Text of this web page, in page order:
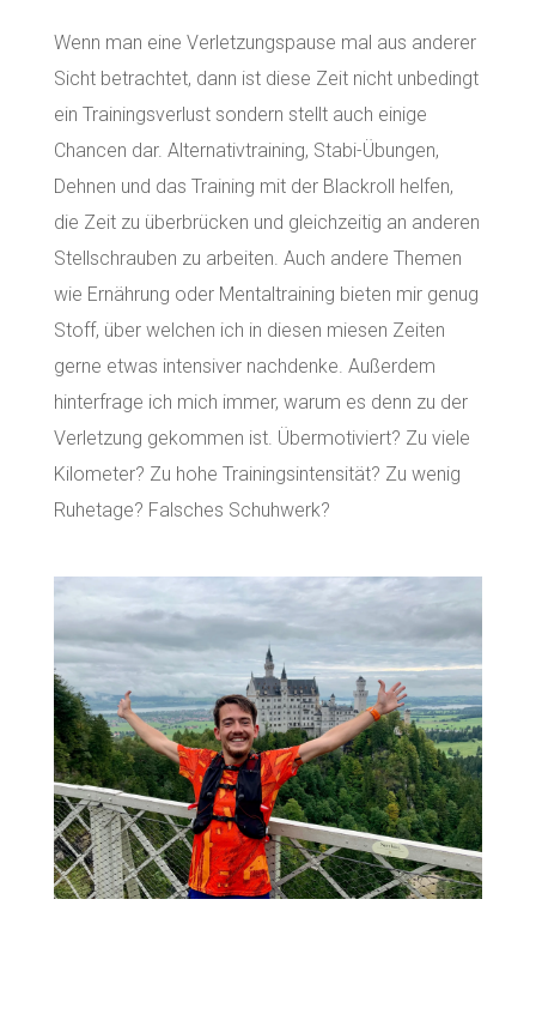
Wenn man eine Verletzungspause mal aus anderer
Sicht betrachtet, dann ist diese Zeit nicht unbedingt
ein Trainingsverlust sondern stellt auch einige
Chancen dar. Alternativtraining, Stabi-Übungen,
Dehnen und das Training mit der Blackroll helfen,
die Zeit zu überbrücken und gleichzeitig an anderen
Stellschrauben zu arbeiten. Auch andere Themen
wie Ernährung oder Mentaltraining bieten mir genug
Stoff, über welchen ich in diesen miesen Zeiten
gerne etwas intensiver nachdenke. Außerdem
hinterfrage ich mich immer, warum es denn zu der
Verletzung gekommen ist. Übermotiviert? Zu viele
Kilometer? Zu hohe Trainingsintensität? Zu wenig
Ruhetage? Falsches Schuhwerk?